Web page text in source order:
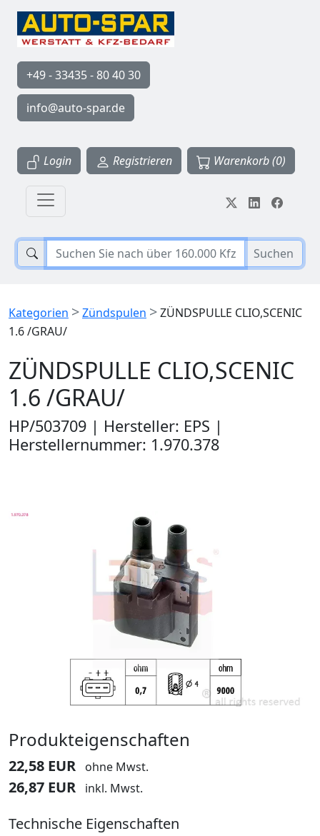
+49 - 33435 - 80 40 30
info@auto-spar.de
Login Registrieren Warenkorb (0)
Suchen
Kategorien >Zündspulen >ZÜNDSPULLE CLIO,SCENIC
1.6 /GRAU/
ZÜNDSPULLE CLIO,SCENIC
1.6 /GRAU/
HP/503709 | Hersteller: EPS |
Herstellernummer: 1.970.378
Produkteigenschaften
22,58 EUR ohne Mwst.
26,87 EUR inkl. Mwst.
Technische Eigenschaften